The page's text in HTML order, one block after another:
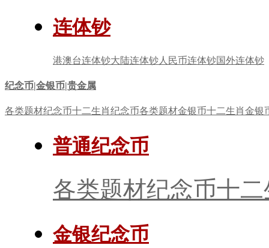
连体钞
港澳台连体钞大陆连体钞 人民币连体钞国外连体钞
纪念币|金银币|贵金属
各类题材纪念币十二生肖纪念币各类题材金银币十二生肖金银
普通纪念币
各类题材纪念币十
金银纪念币